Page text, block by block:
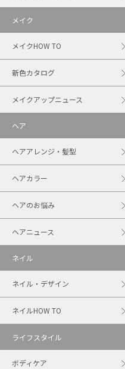
メイク
メイクHOW TO
新色カタログ
メイクアップニュース
ヘア
ヘアアレンジ・髪型
ヘアカラー
ヘアのお悩み
ヘアニュース
ネイル
ネイル・デザイン
ネイルHOW TO
ライフスタイル
ボディケア